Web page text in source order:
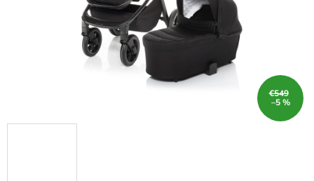
€549
–5 %